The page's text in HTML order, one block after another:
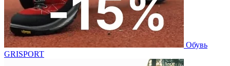
Обувь
GRISPORT